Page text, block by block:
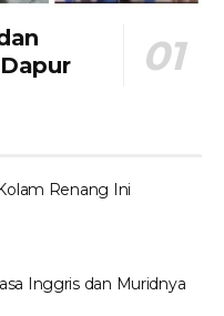
Renang Ini
Inggris dan Muridnya